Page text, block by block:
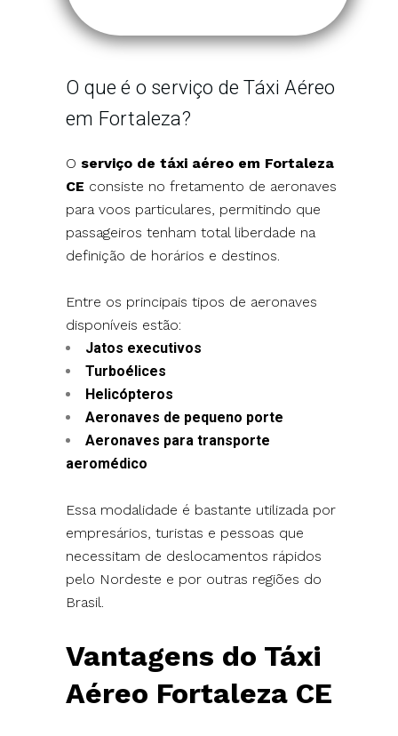
O que é o serviço de Táxi Aéreo
em Fortaleza?
O serviço de táxi aéreo em Fortaleza
CE consiste no fretamento de aeronaves
para voos particulares, permitindo que
passageiros tenham total liberdade na
definição de horários e destinos.
Entre os principais tipos de aeronaves
disponíveis estão:
Jatos executivos
Turboélices
Helicópteros
Aeronaves de pequeno porte
Aeronaves para transporte
aeromédico
Essa modalidade é bastante utilizada por
empresários, turistas e pessoas que
necessitam de deslocamentos rápidos
pelo Nordeste e por outras regiões do
Brasil.
Vantagens do Táxi
Aéreo Fortaleza CE